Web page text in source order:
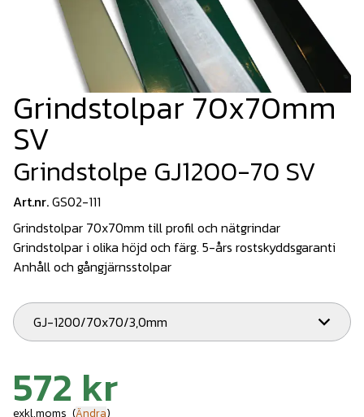
Grindstolpar 70x70mm
SV
Grindstolpe GJ1200-70 SV
Art.nr.GS02-111
Grindstolpar 70x70mm till profil och nätgrindar
Grindstolpar i olika höjd och färg. 5-års rostskyddsgaranti
Anhåll och gångjärnsstolpar
GJ-1200/70x70/3,0mm
572 kr
exkl.moms (Ändra)